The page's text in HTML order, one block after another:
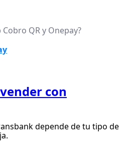
QR y Onepay?
con
depende de tu tipo de